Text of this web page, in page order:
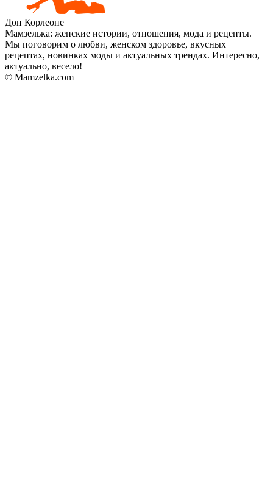
Дон Корлеоне
Мамзелька: женские истории, отношения, мода и рецепты.
Мы поговорим о любви, женском здоровье, вкусных
рецептах, новинках моды и актуальных трендах. Интересно,
актуально, весело!
© Mamzelka.com